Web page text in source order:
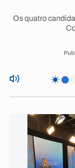
Os quatro